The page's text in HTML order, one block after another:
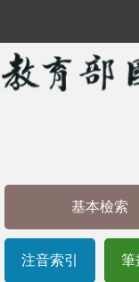
基本檢索
注音索引 筆